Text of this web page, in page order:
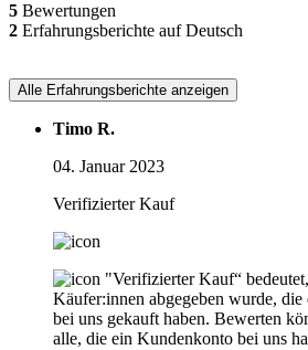
5 Bewertungen
2 Erfahrungsberichte auf Deutsch
Alle Erfahrungsberichte anzeigen
Timo R.
04. Januar 2023
Verifizierter Kauf
"Verifizierter Kauf“
Käufer:innen abgegeben wurde, die
bei uns gekauft haben. Bewerten
alle, die ein Kundenkonto bei uns